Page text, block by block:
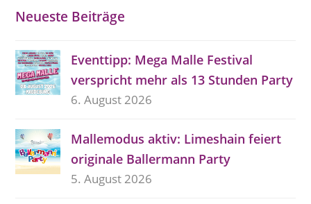
Neueste Beiträge
Eventtipp: Mega Malle Festival
verspricht mehr als 13 Stunden Party
6. August 2026
Mallemodus aktiv: Limeshain feiert
originale Ballermann Party
5. August 2026